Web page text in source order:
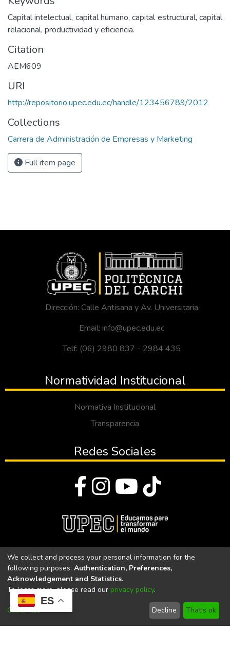
ES
Capital intelectual, capital humano, capital estructural, capital
relacional, productividad y eficiencia.
Citation
AEM609
URI
http://repositorio.upec.edu.ec/handle/123456789/2012
Collections
Carrera de Administración de Empresas y Marketing
Full item page
Dirección: Calle Antisana y Av. Universitaria
Email: info@upec.edu.ec
Telf: (06) 2980 837 - 2984 435
Normatividad Institucional
Normativa Institucional
Transparencia
Redes Sociales
Universidad Politécnica Estatal del Carchi
Universidad Politécnica Estatal del Carchi | Acreditada por el
CACES Resolución N°. 160-SE-33-CACES-2020
We collect and process your personal information for the
following purposes: Authentication, Preferences,
Acknowledgement and Statistics.
To learn more, please read our privacy policy.
Customize Decline That's ok